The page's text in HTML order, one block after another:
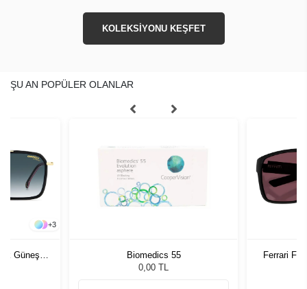
KOLEKSİYONU KEŞFET
ŞU AN POPÜLER OLANLAR
+3
Güneş
Biomedics 55
0,00 TL
Ferrari FZ